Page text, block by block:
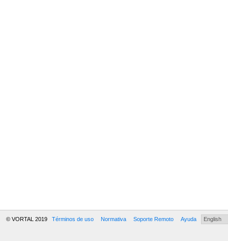
© VORTAL 2019 Términos de uso Normativa Soporte Remoto Ayuda